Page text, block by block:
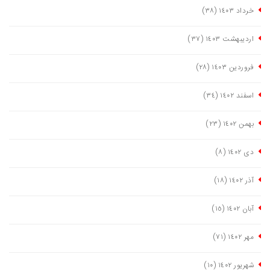
خرداد ١٤٠٣ (٣٨)
اردیبهشت ١٤٠٣ (٣٧)
فروردین ١٤٠٣ (٢٨)
اسفند ١٤٠٢ (٣٤)
بهمن ١٤٠٢ (٢٣)
دی ١٤٠٢ (٨)
آذر ١٤٠٢ (١٨)
آبان ١٤٠٢ (١٥)
مهر ١٤٠٢ (٧١)
شهریور ١٤٠٢ (١٠)